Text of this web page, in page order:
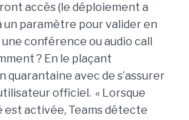
accès (le déploiement a
un paramètre pour valider en
conférence ou audio call
? En le plaçant
avec de s’assurer
utilisateur officiel. « Lorsque
activée, Teams détecte